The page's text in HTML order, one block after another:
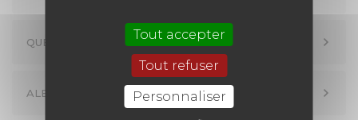
SÉM LE MAG
CONTACT
QUELQUES ASTUCES POUR ÉCONOMISER L'EAU
ALERTE À LA POLLUTION DE L'EAU : QUE FAIRE ?
Tout accepter
Tout refuser
Personnaliser